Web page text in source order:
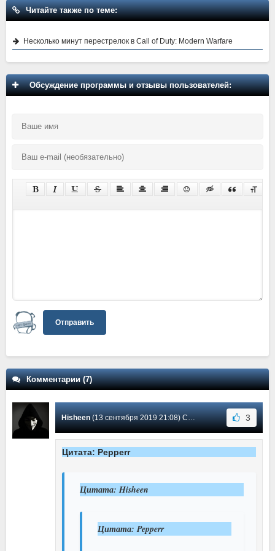
Читайте также по теме:
Несколько минут перестрелок в Call of Duty: Modern Warfare
Обсуждение программы и отзывы пользователей:
Отправить
Комментарии (7)
Hisheen(13 сентября 2019 21:08) Сообщение #7 3
Цитата: Pepperr
Цитата: Hisheen
Цитата: Pepperr